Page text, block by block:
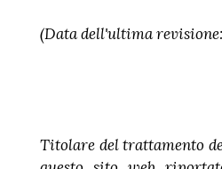
(Data dell'ultima
Titolare del trattamento